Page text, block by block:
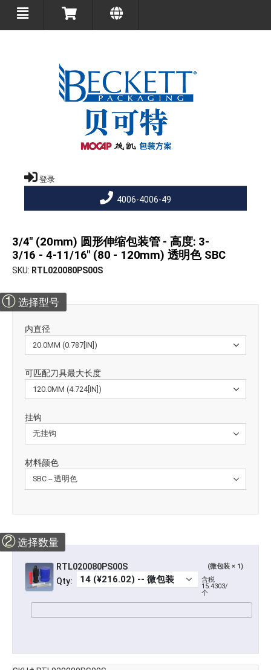
登录
4006-4006-49
3/4" (20mm) 圆形伸缩包装管 - 高度: 3-
3/16 - 4-11/16" (80 - 120mm) 透明色 SBC
SKU RTL020080PS00S
① 选择型号
内直径
可匹配刀具最大长度
挂钩
材料颜色
②选择数量
RTL020080PS00S (微包装 × 1)
Qty:
含税
15.4303/
个